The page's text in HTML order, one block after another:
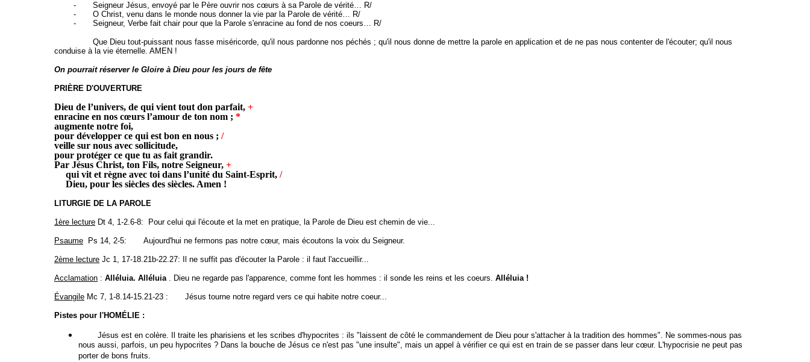
- Seigneur Jésus, envoyé par le Père ouvrir nos cœurs à sa Parole de vérité… R/
- O Christ, venu dans le monde nous donner la vie par la Parole de vérité… R/
- Seigneur, Verbe fait chair pour que la Parole s'enracine au fond de nos coeurs… R/
Que Dieu tout-puissant nous fasse miséricorde, qu'il nous pardonne nos péchés ; qu'il nous donne de mettre la parole en application et de ne pas nous contenter de l'écouter; qu'il nous
conduise à la vie éternelle. AMEN !
On pourrait réserver le Gloire à Dieu pour les jours de fête
PRIÈRE D'OUVERTURE
Dieu de l’univers, de qui vient tout don parfait, +
enracine en nos cœurs l’amour de ton nom ; *
augmente notre foi,
pour développer ce qui est bon en nous ; /
veille sur nous avec sollicitude,
pour protéger ce que tu as fait grandir.
Par Jésus Christ, ton Fils, notre Seigneur, +
qui vit et règne avec toi dans l’unité du Saint-Esprit, /
Dieu, pour les siècles des siècles.Amen !
LITURGIE DE LA PAROLE
1ère lecture Dt 4, 1-2.6-8: Pour celui qui l'écoute et la met en pratique, la Parole de Dieu est chemin de vie...
Psaume Ps 14, 2-5: Aujourd'hui ne fermons pas notre cœur, mais écoutons la voix du Seigneur.
2ème lecture Jc 1, 17-18.21b-22.27: Il ne suffit pas d'écouter la Parole : il faut l'accueillir...
Acclamation : Alléluia. Alléluia. Dieu ne regarde pas l'apparence, comme font les hommes : il sonde les reins et les coeurs. Alléluia !
Évangile Mc 7, 1-8.14-15.21-23 : Jésus tourne notre regard vers ce qui habite notre coeur...
Pistes pour l'HOMÉLIE :
Jésus est en colère. Il traite les pharisiens et les scribes d'hypocrites : ils "laissent de côté le commandement de Dieu pour s'attacher à la tradition des hommes". Ne sommes-nous pas
nous aussi, parfois, un peu hypocrites ? Dans la bouche de Jésus ce n'est pas "une insulte", mais un appel à vérifier ce qui est en train de se passer dans leur cœur. L'hypocrisie ne peut pas
porter de bons fruits.